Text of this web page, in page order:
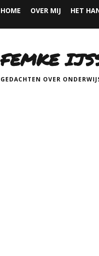
HOME OVER MIJ HET
FEMKE
GEDACHTEN OVER